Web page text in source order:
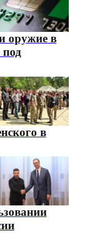
оружие в
под
в